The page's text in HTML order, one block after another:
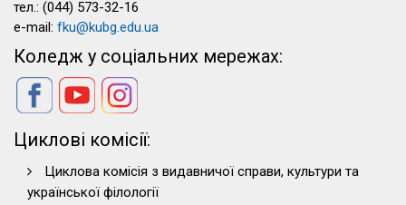
тел.: (044) 573-32-16
e-mail: fku@kubg.edu.ua
Коледж у соціальних мережах:
Циклові комісії:
Циклова комісія з видавничої справи, культури та
української філології